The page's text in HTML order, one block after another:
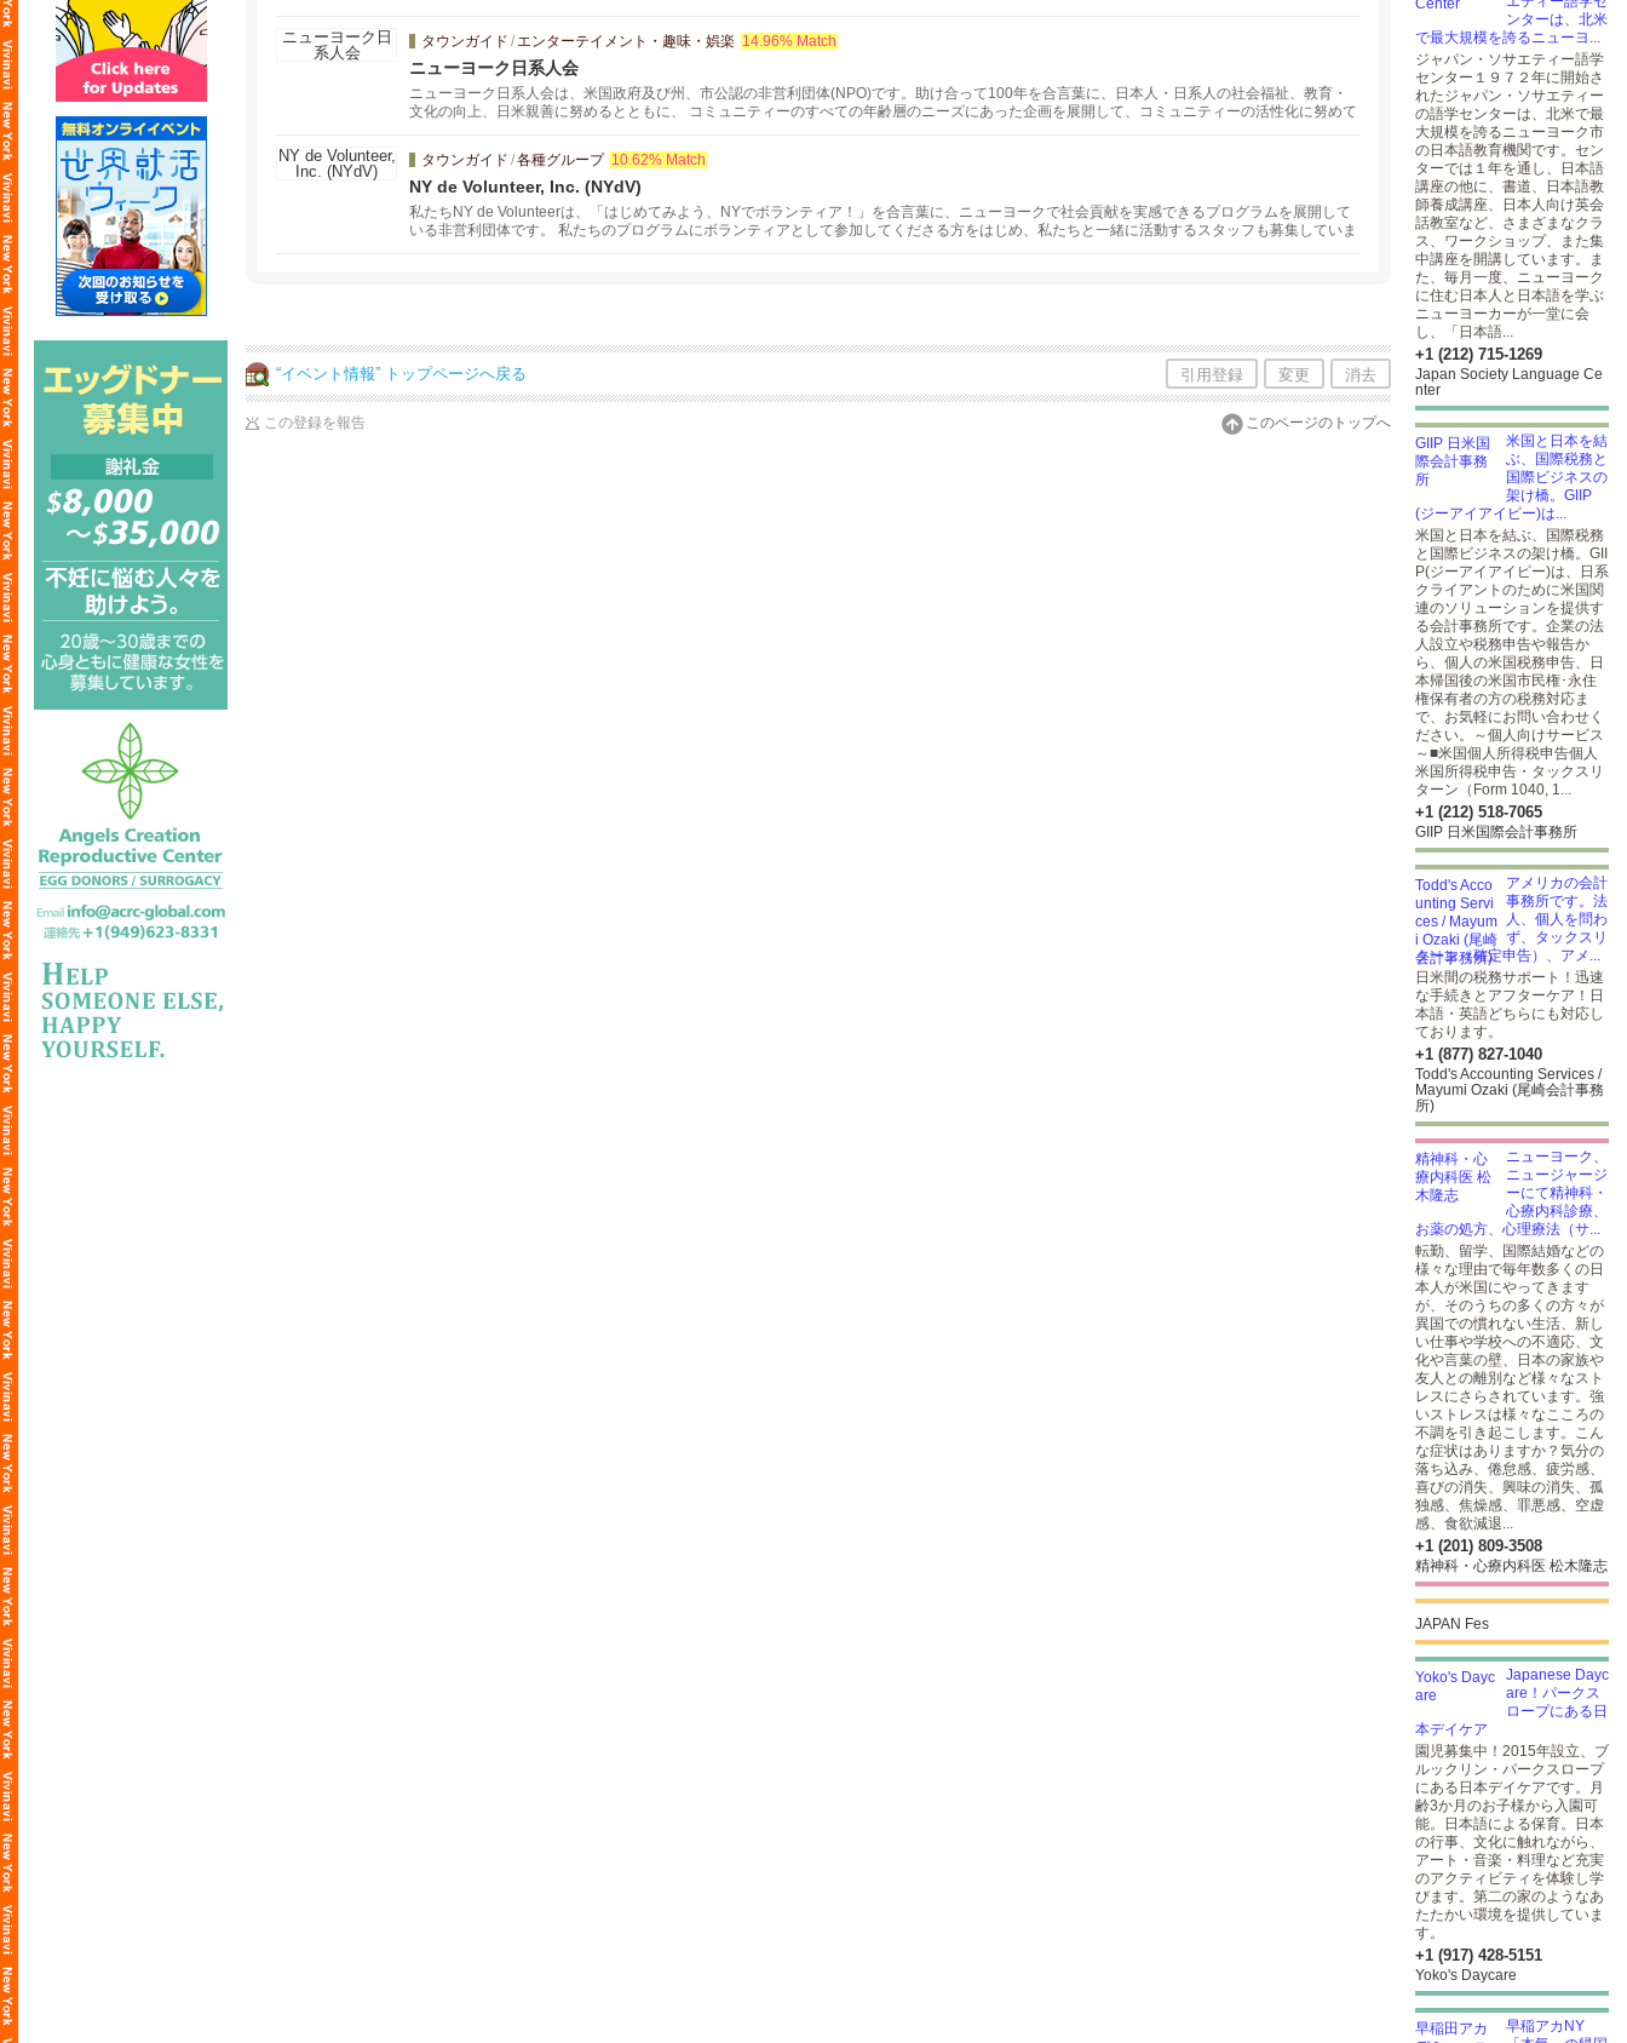
タウンガイド /エンターテイメント・趣味・娯楽 14.96% Match
ニューヨーク日系人会
ニューヨーク日系人会は、米国政府及び州、市公認の非営利団体(NPO)です。助け合って100年を合言葉に、日本人・日系人の社会福祉、教育・
文化の向上、日米親善に努めるとともに、 コミュニティーのすべての年齢層のニーズにあった企画を展開して、コミュニティーの活性化に努めて
タウンガイド /各種グループ 10.62% Match
NY de Volunteer, Inc. (NYdV)
私たちNY de Volunteerは、「はじめてみよう、NYでボランティア！」を合言葉に、ニューヨークで社会貢献を実感できるプログラムを展開して
いる非営利団体です。 私たちのプログラムにボランティアとして参加してくださる方をはじめ、私たちと一緒に活動するスタッフも募集していま
“イベント情報” トップページへ戻る 引用登録 変更 消去
この登録を報告 このページのトップへ
ンターは、北米
で最大規模を誇るニューヨ...
ジャパン・ソサエティー語学
センター１９７２年に開始さ
れたジャパン・ソサエティー
の語学センターは、北米で最
大規模を誇るニューヨーク市
の日本語教育機関です。セン
ターでは１年を通し、日本語
講座の他に、書道、日本語教
師養成講座、日本人向け英会
話教室など、さまざまなクラ
ス、ワークショップ、また集
中講座を開講しています。ま
た、毎月一度、ニューヨーク
に住む日本人と日本語を学ぶ
ニューヨーカーが一堂に会
し、「日本語...
+1 (212) 715-1269
Japan Society Language Ce
nter
米国と日本を結
ぶ、国際税務と
国際ビジネスの
架け橋。GIIP
(ジーアイアイピー)は...
米国と日本を結ぶ、国際税務
と国際ビジネスの架け橋。GII
P(ジーアイアイピー)は、日系
クライアントのために米国関
連のソリューションを提供す
る会計事務所です。企業の法
人設立や税務申告や報告か
ら、個人の米国税務申告、日
本帰国後の米国市民権･永住
権保有者の方の税務対応ま
で、お気軽にお問い合わせく
ださい。～個人向けサービス
～■米国個人所得税申告個人
米国所得税申告・タックスリ
ターン（Form 1040, 1...
+1 (212) 518-7065
GIIP 日米国際会計事務所
アメリカの会計
事務所です。法
人、個人を問わ
ず、タックスリ
ターン（確定申告）、アメ...
日米間の税務サポート！迅速
な手続きとアフターケア！日
本語・英語どちらにも対応し
ております。
+1 (877) 827-1040
Todd's Accounting Services /
Mayumi Ozaki (尾崎会計事務
所)
ニューヨーク、
ニュージャージ
ーにて精神科・
心療内科診療、
お薬の処方、心理療法（サ...
転勤、留学、国際結婚などの
様々な理由で毎年数多くの日
本人が米国にやってきます
が、そのうちの多くの方々が
異国での慣れない生活、新し
い仕事や学校への不適応、文
化や言葉の壁、日本の家族や
友人との離別など様々なスト
レスにさらされています。強
いストレスは様々なこころの
不調を引き起こします。こん
な症状はありますか？気分の
落ち込み、倦怠感、疲労感、
喜びの消失、興味の消失、孤
独感、焦燥感、罪悪感、空虚
感、食欲減退...
+1 (201) 809-3508
精神科・心療内科医 松木隆志
JAPAN Fes
Japanese Dayc
are！パークス
ロープにある日
本デイケア
園児募集中！2015年設立、ブ
ルックリン・パークスロープ
にある日本デイケアです。月
齢3か月のお子様から入園可
能。日本語による保育。日本
の行事、文化に触れながら、
アート・音楽・料理など充実
のアクティビティを体験し学
びます。第二の家のようなあ
たたかい環境を提供していま
す。
+1 (917) 428-5151
Yoko's Daycare
早稲アカNY